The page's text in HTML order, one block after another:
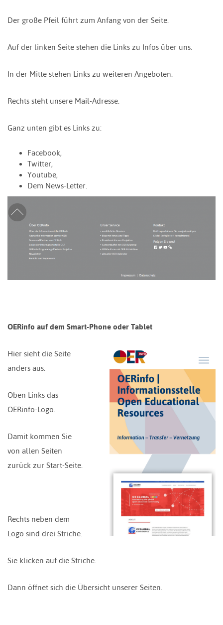
Der große Pfeil führt zum Anfang von der Seite.
Auf der linken Seite stehen die Links zu Infos über uns.
In der Mitte stehen Links zu weiteren Angeboten.
Rechts steht unsere Mail-Adresse.
Ganz unten gibt es Links zu:
Facebook,
Twitter,
Youtube,
Dem News-Letter.
OERinfo auf dem Smart-Phone oder Tablet
Hier sieht die Seite
anders aus.
Oben Links das
OERinfo-Logo.
Damit kommen Sie
von allen Seiten
zurück zur Start-Seite.
Rechts neben dem
Logo sind drei Striche.
Sie klicken auf die Striche.
Dann öffnet sich die Übersicht unserer Seiten.